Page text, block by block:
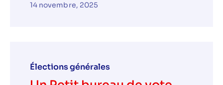
14 novembre, 2025
Élections générales